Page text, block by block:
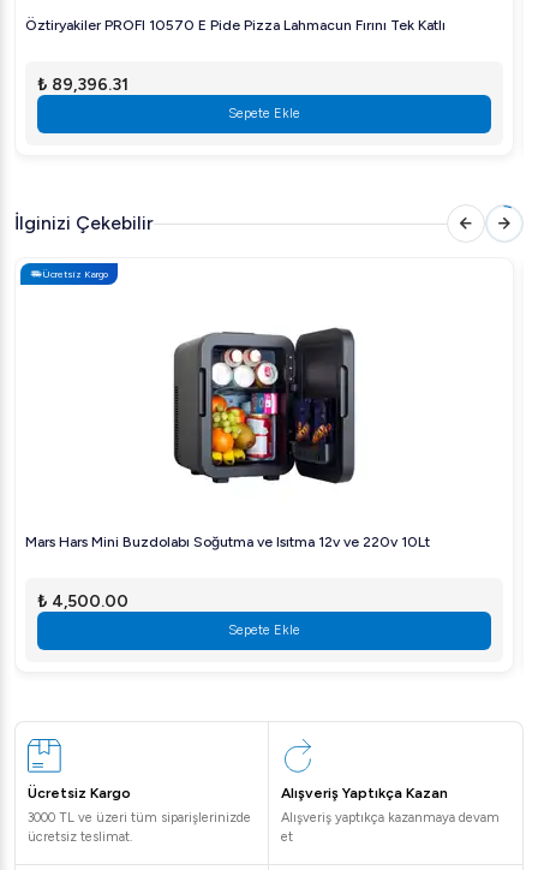
Öztiryakiler PROFI 10570 E Pide Pizza Lahmacun Fırını Tek Katlı
₺ 89,396.31
Sepete Ekle
İlginizi Çekebilir
Ücretsiz Kargo
Mars Hars Mini Buzdolabı Soğutma ve Isıtma 12v ve 220v 10Lt
₺ 4,500.00
Sepete Ekle
Ücretsiz Kargo
3000 TL ve üzeri tüm siparişlerinizde
ücretsiz teslimat.
Alışveriş Yaptıkça Kazan
Alışveriş yaptıkça kazanmaya devam
et